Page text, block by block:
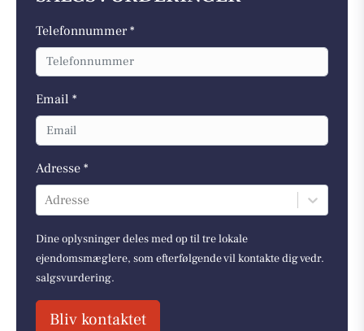
Telefonnummer *
Email *
Adresse *
Adresse
Dine oplysninger deles med op til tre lokale
ejendomsmæglere, som efterfølgende vil kontakte dig vedr.
salgsvurdering.
Bliv kontaktet